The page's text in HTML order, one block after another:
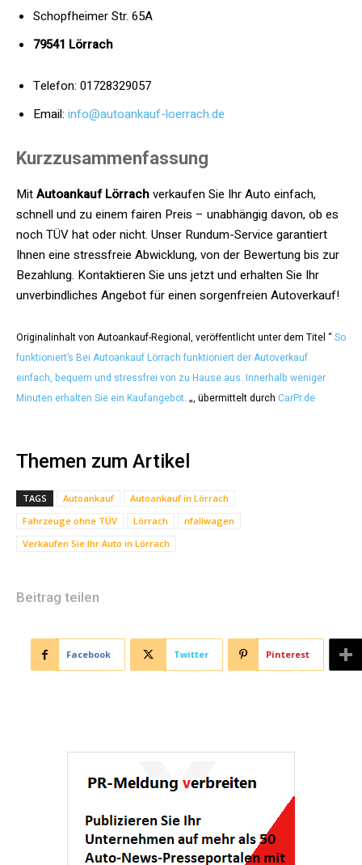
Schopfheimer Str. 65A
79541 Lörrach
Telefon: 01728329057
Email: info@autoankauf-loerrach.de
Kurzzusammenfassung
MitAutoankauf Lörrachverkaufen Sie Ihr Auto einfach,
schnell und zu einem fairen Preis – unabhängig davon, ob es
noch TÜV hat oder nicht. Unser Rundum-Service garantiert
Ihnen eine stressfreie Abwicklung, von der Bewertung bis zur
Bezahlung. Kontaktieren Sie uns jetzt und erhalten Sie Ihr
unverbindliches Angebot für einen sorgenfreien Autoverkauf!
Originalinhalt von Autoankauf-Regional, veröffentlicht unter dem Titel “So
funktioniert’s Bei Autoankauf Lörrach funktioniert der Autoverkauf
einfach, bequem und stressfrei von zu Hause aus. Innerhalb weniger
Minuten erhalten Sie ein Kaufangebot. „, übermittelt durch CarPr.de
Themen zum Artikel
TAGS Autoankauf
Autoankauf in Lörrach
Fahrzeuge ohne TÜV
Lörrach
nfallwagen
Verkaufen Sie Ihr Auto in Lörrach
Beitrag teilen
Facebook Twitter Pinterest